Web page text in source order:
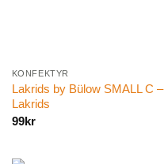
KONFEKTYR
Lakrids by Bülow SMALL C –
Lakrids
99kr